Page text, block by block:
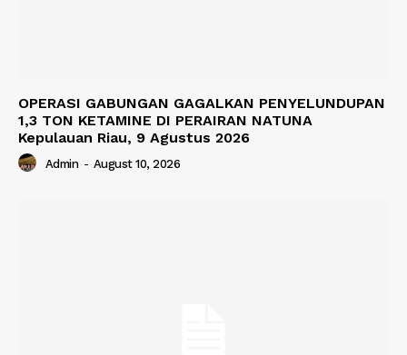
OPERASI GABUNGAN GAGALKAN PENYELUNDUPAN
1,3 TON KETAMINE DI PERAIRAN NATUNA
Kepulauan Riau, 9 Agustus 2026
Admin - August 10, 2026